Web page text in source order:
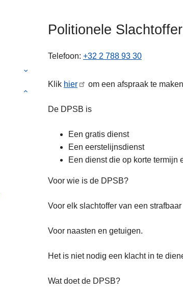
Submenu
Submenu
Politionele
Telefoon +32 2 788 93 30
Klik hier om een afspraak te maken
De DPSB is
Een gratis dienst
Een eerstelijnsdienst
Een dienst die op korte termijn
Voor wie is de DPSB?
Voor elk slachtoffer van een
Voor naasten en getuigen.
Het is niet nodig een klacht in te
Wat doet de DPSB?